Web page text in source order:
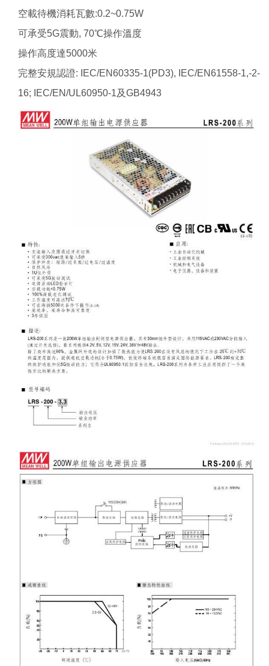
空載待機消耗瓦數:0.2~0.75W
可承受5G震動, 70℃操作溫度
操作高度達5000米
完整安規認證: IEC/EN60335-1(PD3), IEC/EN61558-1,-2-
16; IEC/EN/UL60950-1及GB4943